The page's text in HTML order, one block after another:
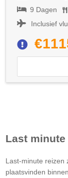
9 Dagen
Inclusief
Last
Last-minute reizen
plaatsvinden